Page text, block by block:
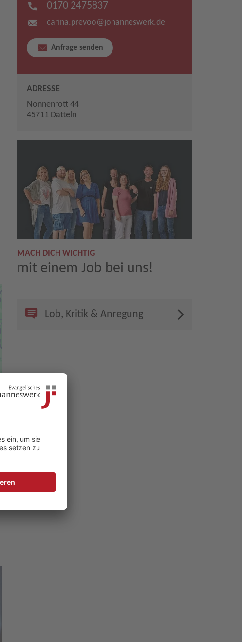
0170 2475837
carina.prevoo​@johanneswerk.de
Anfrage senden
ADRESSE
Nonnenrott 44
45711 Datteln
MACH DICH WICHTIG
mit einem Job bei uns!
Lob, Kritik & Anregung